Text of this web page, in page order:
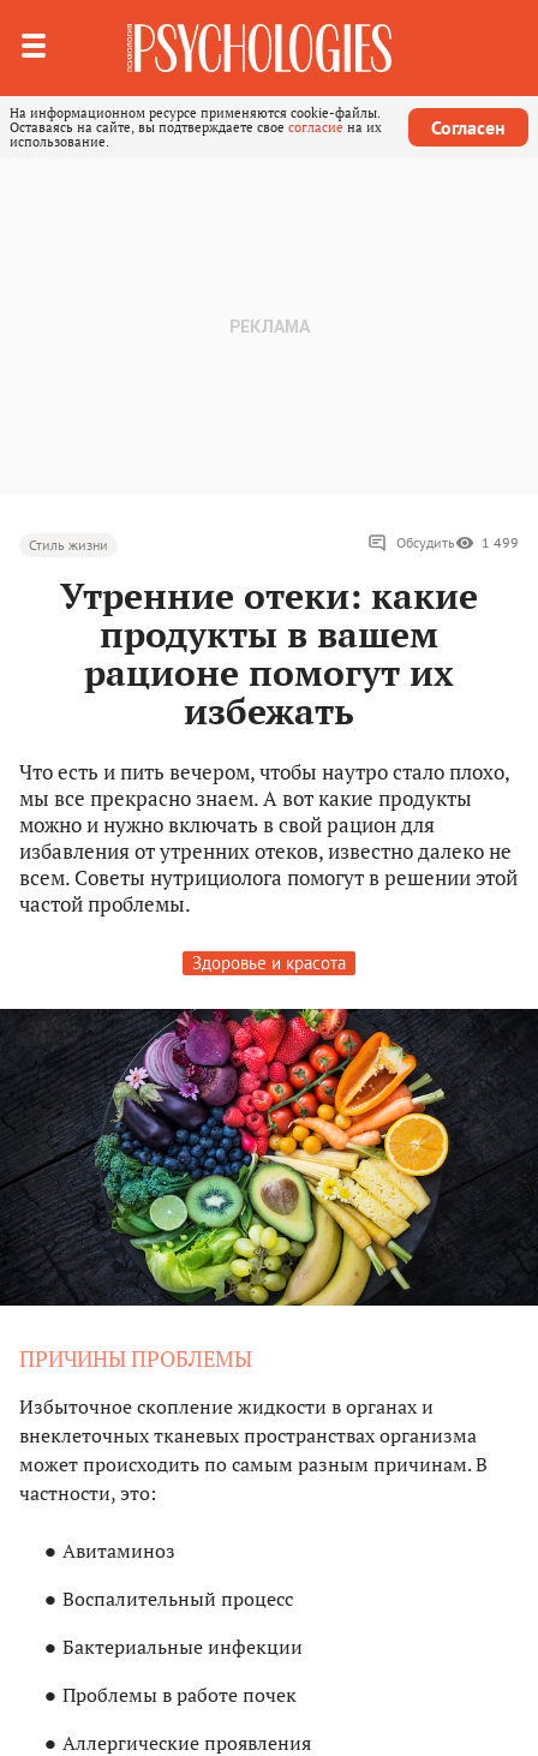
На информационном ресурсе применяются cookie-файлы.
Оставаясь на сайте, вы подтверждаете свое согласие на их
использование.
Согласен
Стиль жизни Обсудить 1 499
Утренние отеки: какие
продукты в вашем
рационе помогут их
избежать
Что есть и пить вечером, чтобы наутро стало плохо,
мы все прекрасно знаем. А вот какие продукты
можно и нужно включать в свой рацион для
избавления от утренних отеков, известно далеко не
всем. Советы нутрициолога помогут в решении этой
частой проблемы.
Здоровье и красота
ПРИЧИНЫ ПРОБЛЕМЫ
Избыточное скопление жидкости в органах и
внеклеточных тканевых пространствах организма
может происходить по самым разным причинам. В
частности, это:
Авитаминоз
Воспалительный процесс
Бактериальные инфекции
Проблемы в работе почек
Аллергические проявления